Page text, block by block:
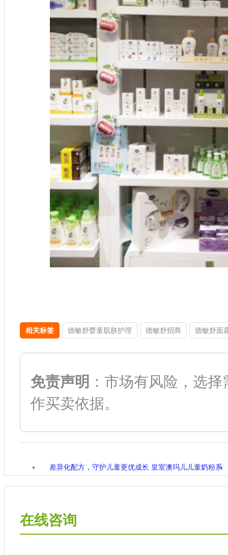
相关标签 德敏舒婴童肌肤护理 德敏舒招商 德敏舒面
免责声明 ：市场有风险，选
作买卖依据。
差异化配方，守护儿童更优成长 皇室澳玛儿儿童奶粉系
在线咨询